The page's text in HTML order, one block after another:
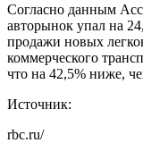
Согласно данным
авторынок ​упал на
продажи новых
коммерческого
что на 42,5% ниже,
Источник:
rbc.ru/